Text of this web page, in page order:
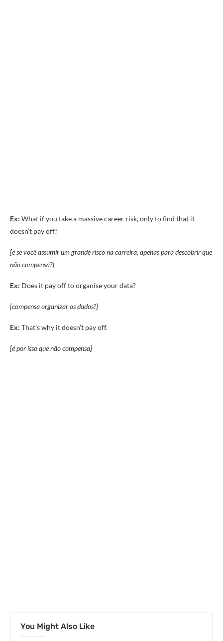
Ex: What if you take a massive career risk, only to find that it
doesn’t pay off?
[e se você assumir um grande risco na carreira, apenas para descobrir que
não compensa?]
Ex: Does it pay off to organise your data?
[compensa organizar os dados?]
Ex: That’s why it doesn’t pay off.
[é por isso que não compensa]
You Might Also Like